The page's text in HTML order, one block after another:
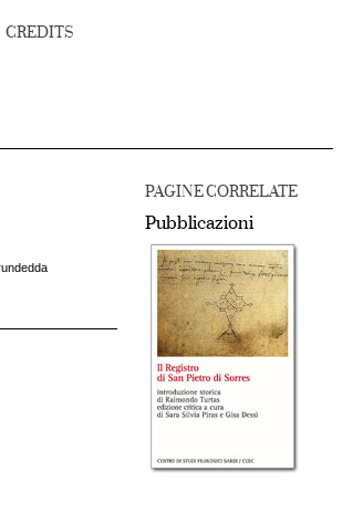
CREDITS
PAGINE CORRELATE
Pubblicazioni